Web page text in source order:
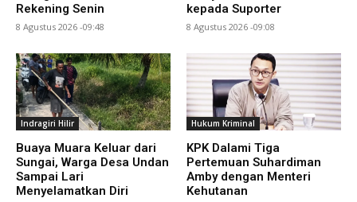
Rekening Senin
8 Agustus 2026 -09:48
kepada Suporter
8 Agustus 2026 -09:08
Indragiri Hilir
Buaya Muara Keluar dari
Sungai, Warga Desa Undan
Sampai Lari
Menyelamatkan Diri
Hukum Kriminal
KPK Dalami Tiga
Pertemuan Suhardiman
Amby dengan Menteri
Kehutanan